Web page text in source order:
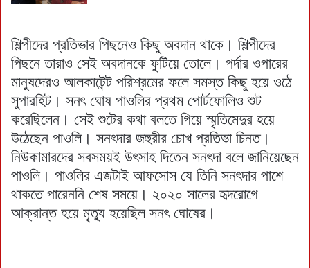
শিল্পীদের প্রতিভার পিছনেও কিছু অবদান থাকে। শিল্পীদের
পিছনে তারাও সেই অবদানকে ফুটিয়ে তোলে। পর্দার ওপারের
মানুষদেরও আলকাটেন্ট পরিশ্রমের ফলে সমস্ত কিছু হয়ে ওঠে
সুপারহিট। সনৎ ঘোষ পাওলির প্রথম পোর্টফোলিও শুট
করেছিলেন। সেই শুটের কথা বলতে গিয়ে স্মৃতিমেদুর হয়ে
উঠেছেন পাওলি। সনৎদার জহুরীর চোখ প্রতিভা চিনত।
নিউকামারদের সবসময়ই উৎসাহ দিতেন সনৎদা বলে জানিয়েছেন
পাওলি। পাওলির এজটাই আফসোস যে তিনি সনৎদার পাশে
থাকতে পারেননি শেষ সময়ে। ২০২০ সালের হৃদরোগে
আক্রান্ত হয়ে মৃত্যু হয়েছিল সনৎ ঘোষের।